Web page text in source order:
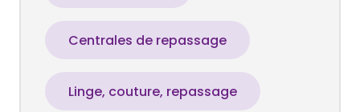
Centrales de repassage
Linge, couture, repassage